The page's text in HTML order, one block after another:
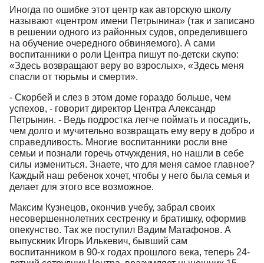
Иногда по ошибке этот центр как авторскую школу
называют «центром имени Петрынина» (так и записано
в решении одного из районных судов, определившего
на обучение очередного обвиняемого). А сами
воспитанники о роли Центра пишут по-детски скупо:
«Здесь возвращают веру во взрослых», «Здесь меня
спасли от тюрьмы и смерти».
- Скорбей и слез в этом доме гораздо больше, чем
успехов, - говорит директор Центра Александр
Петрынин. - Ведь подростка легче поймать и посадить,
чем долго и мучительно возвращать ему веру в добро и
справедливость. Многие воспитанники росли вне
семьи и познали горечь отчуждения, но нашли в себе
силы измениться. Знаете, что для меня самое главное?
Каждый наш ребенок хочет, чтобы у него была семья и
делает для этого все возможное.
Максим Кузнецов, окончив учебу, забрал своих
несовершеннолетних сестренку и братишку, оформив
опекунство. Так же поступил Вадим Матафонов. А
выпускник Игорь Илькевич, бывший сам
воспитанником в 90-х годах прошлого века, теперь 24-